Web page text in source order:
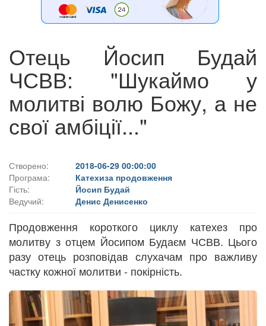
Отець Йосип Будай
ЧСВВ: "Шукаймо у
молитві волю Божу, а не
свої амбіції..."
Створено:
2018-06-29 00:00:00
Програма:
Катехиза продовження
Гість:
Йосип Будай
Ведучий:
Денис Денисенко
Продовження короткого циклу катехез про
молитву з отцем Йосипом Будаєм ЧСВВ. Цього
разу отець розповідав слухачам про важливу
частку кожної молитви - покірність.